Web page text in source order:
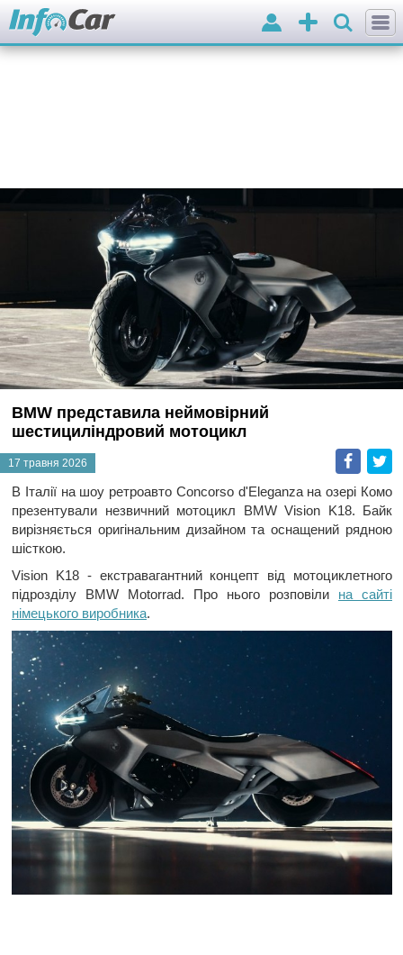
Додати
оголошення
Вхід
BMW представила неймовірний
шестициліндровий мотоцикл
17 травня 2026
В Італії на шоу ретроавто Concorso d'Eleganza на озері Комо
презентували незвичний мотоцикл BMW Vision K18. Байк
вирізняється оригінальним дизайном та оснащений рядною
шісткою.
Vision K18 - екстравагантний концепт від мотоциклетного
підрозділу BMW Motorrad. Про нього розповіли на сайті
німецького виробника.